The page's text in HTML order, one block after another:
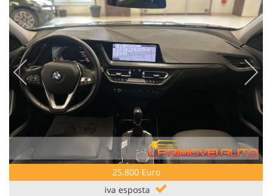
25.800 Euro
iva esposta